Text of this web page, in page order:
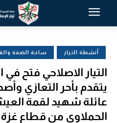
أنشطة التيار ساحة الضفة
التيار الاصلاحي فتح
يتقدم بأحر التعازي
عائلة شهيد لقمة
الحملاوي من قطاع غزة